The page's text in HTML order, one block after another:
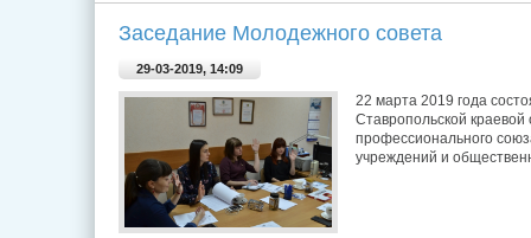
Заседание Молодежного совета
29-03-2019, 14:09
22 марта 2019 года
Ставропольской
профессионального
учреждений и